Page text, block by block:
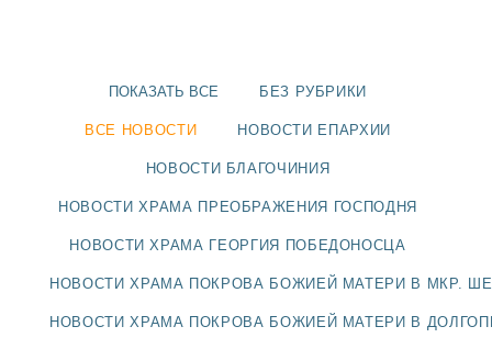
НОВОСТИ
БЛАГОЧИНИЯ
ПОКАЗАТЬ ВСЕ БЕЗ РУБРИКИ
ВСЕ НОВОСТИ НОВОСТИ ЕПАРХИИ
НОВОСТИ БЛАГОЧИНИЯ
НОВОСТИ ХРАМА ПРЕОБРАЖЕНИЯ ГОСПОДНЯ
НОВОСТИ ХРАМА ГЕОРГИЯ ПОБЕДОНОСЦА
НОВОСТИ ХРАМА ПОКРОВА БОЖИЕЙ МАТЕРИ В МКР.
НОВОСТИ ХРАМА ПОКРОВА БОЖИЕЙ МАТЕРИ В